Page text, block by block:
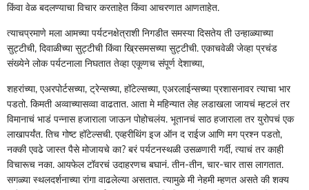
किंवा वेळ बदलण्याचा विचार करताहेत किंवा आचरणात आणताहेत.
त्याचप्रमाणे मला आमच्या पर्यटनक्षेत्राशी निगडीत समस्या दिसतेय ती उन्हाळ्याच्या
सुट्टीची, दिवाळीच्या सुट्टीची किंवा ख्रिसमसच्या सुट्टीची. एकाचवेळी जेव्हा प्रचंड
संख्येने लोक पर्यटनाला निघतात तेव्हा एकूणच संपूर्ण देशाच्या,
शहरांच्या, एअरपोर्टसच्या, ट्रेन्सच्या, हॉटेल्सच्या, एअरलाईन्सच्या प्रशासनावर त्याचा भार
पडतो. किमती अव्वाच्यासव्वा वाढतात. आता मे महिन्यात लेह लडाखला जायचं म्हटलं तर
विमानाचं भाडं पन्नास हजाराला जाऊन पोहोचलंय. भूतानचं साठ हजाराला तर युरोपचं एक
लाखापर्यंत. तिच गोष्ट हॉटेल्सची. एव्हरीथिंग इज ऑन द राईज आणि मग प्रश्‍न पडतो,
नक्की एवढे जास्त पैसे मोजायचे का? बरं पर्यटनस्थळी उसळणारी गर्दी, त्याचं तर काही
विचारूच नका. आयफेल टॉवरचं उदाहरणच बघानं. तीन-तीन, चार-चार तास लागतात.
सगळ्या स्थलदर्शनाच्या रांगा वाढलेल्या असतात. त्यामुळे मी नेहमी म्हणत असते की शक्य